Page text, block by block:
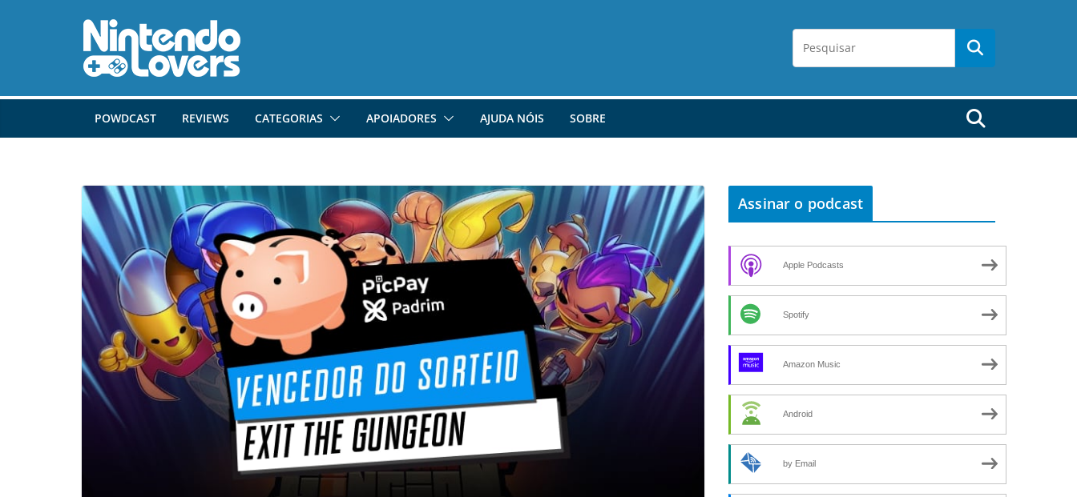
POWDCAST REVIEWS CATEGORIAS APOIADORES AJUDA NÓIS SOBRE
Assinar o podcast
Apple Podcasts
Spotify
Amazon Music
Android
by Email